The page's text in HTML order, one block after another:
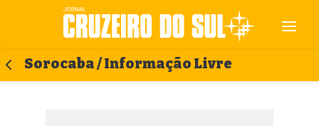
Sorocaba / Informação Livre